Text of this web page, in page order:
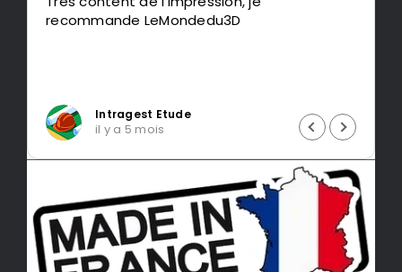
recommande LeMondedu3D
Intragest Etude
il y a 5 mois